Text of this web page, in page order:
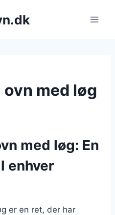
med løg
med løg: En
enhver
er en ret, der har